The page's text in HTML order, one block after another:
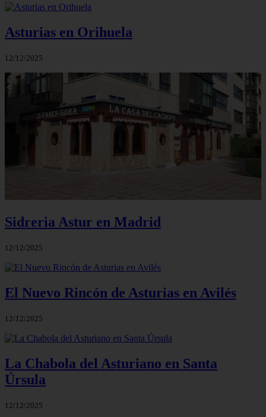
Asturias en Orihuela
12/12/2025
Sidreria Astur en Madrid
12/12/2025
El Nuevo Rincón de Asturias en Avilés
12/12/2025
La Chabola del Asturiano en Santa
Úrsula
12/12/2025